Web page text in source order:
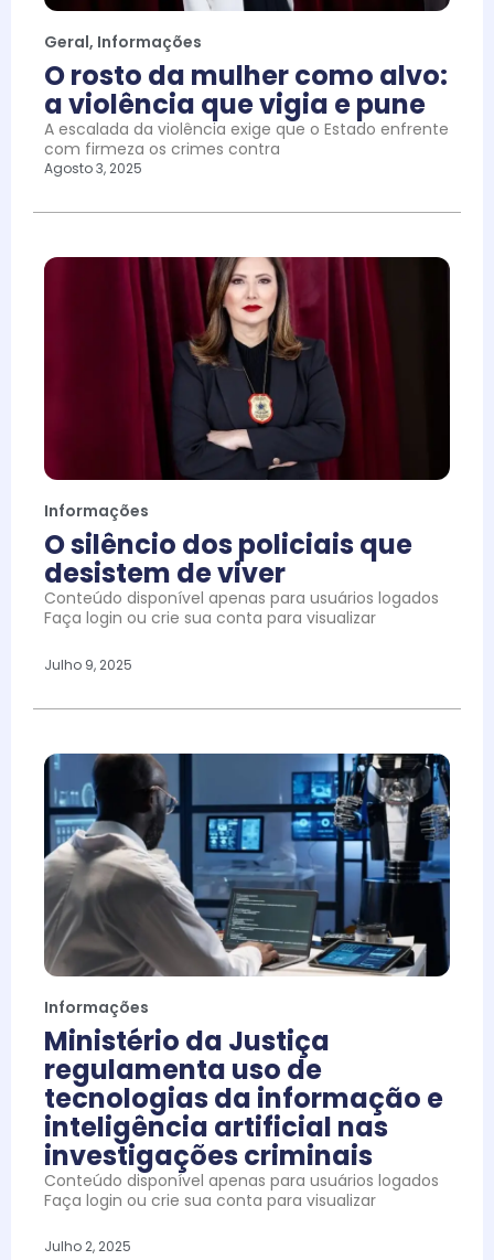
Geral, Informações
O rosto da mulher como alvo:
a violência que vigia e pune
A escalada da violência exige que o Estado enfrente
com firmeza os crimes contra
Agosto 3, 2025
Informações
O silêncio dos policiais que
desistem de viver
Conteúdo disponível apenas para usuários logados
Faça login ou crie sua conta para visualizar
Julho 9, 2025
Informações
Ministério da Justiça
regulamenta uso de
tecnologias da informação e
inteligência artificial nas
investigações criminais
Conteúdo disponível apenas para usuários logados
Faça login ou crie sua conta para visualizar
Julho 2, 2025